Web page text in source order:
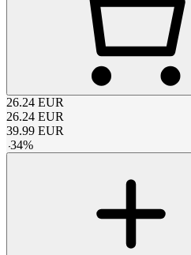
26.24 EUR
26.24 EUR
39.99 EUR
-34%